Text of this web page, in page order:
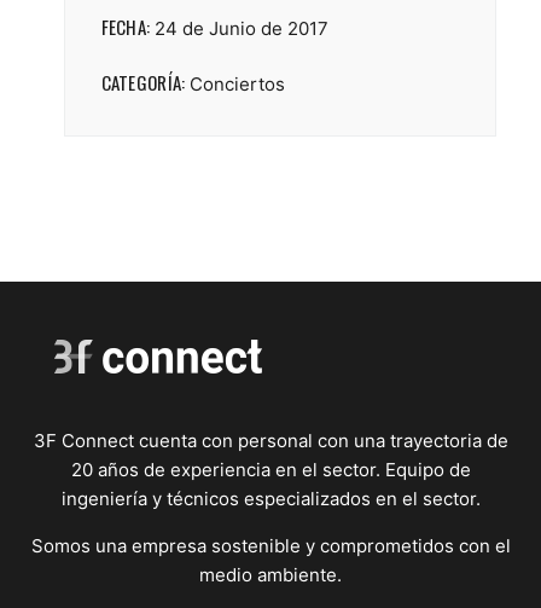
FECHA: 24 de Junio de 2017
CATEGORÍA: Conciertos
3F Connect cuenta con personal con una trayectoria de
20 años de experiencia en el sector. Equipo de
ingeniería y técnicos especializados en el sector.
Somos una empresa sostenible y comprometidos con el
medio ambiente.